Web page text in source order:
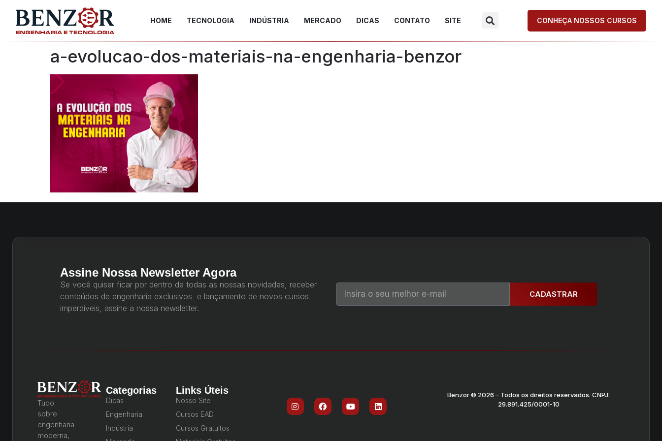
HOME TECNOLOGIA INDÚSTRIA MERCADO DICAS CONTATO SITE CONHEÇA NOSSOS CURSOS
a-evolucao-dos-materiais-na-engenharia-benzor
Assine Nossa Newsletter Agora
Se você quiser ficar por dentro de todas as nossas novidades, receber
conteúdos de engenharia exclusivos e lançamento de novos cursos
imperdíveis, assine a nossa newsletter.
CADASTRAR
Tudo
sobre
engenharia
moderna,
Categorias
Dicas
Engenharia
Indústria
Links Úteis
Nosso Site
Cursos EAD
Cursos Gratuitos
Benzor © 2026 – Todos os direitos reservados. CNPJ:
29.891.425/0001-10